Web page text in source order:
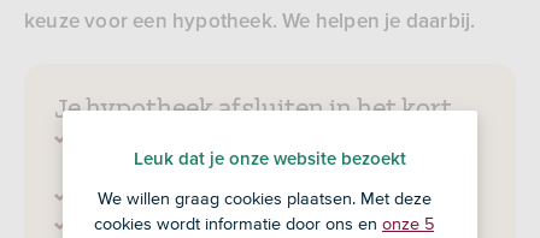
keuze voor een hypotheek. We helpen je daarbij.
Je hypotheek afsluiten in het kort
adviseur.
Je vraagt een hypotheekadvies aan.
Je gaat akkoord met de geadviseerde
Leuk dat je onze website bezoekt
We willen graag cookies plaatsen. Met deze
cookies wordt informatie door ons en onze 5